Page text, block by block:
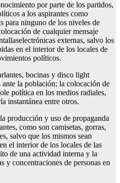
por parte de los partidos,
a los aspirantes como
para ninguno de los niveles de
de cualquier mensaje
externas, salvo los
en el interior de los locales de
políticos.
bocinas y disco light
la población; la colocación de
política en los medios radiales,
instantánea entre otros.
producción y uso de propaganda
como son camisetas, gorras,
salvo que los mismos sean
el interior de los locales de las
de una actividad interna y la
y concentraciones de personas en